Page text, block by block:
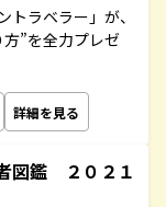
ラベラー」が、
”を全力プレゼ
詳細を見る
図鑑 ２０２１